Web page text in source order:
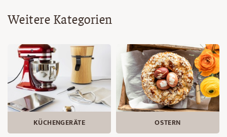
Weitere Kategorien
KÜCHENGERÄTE OSTERN